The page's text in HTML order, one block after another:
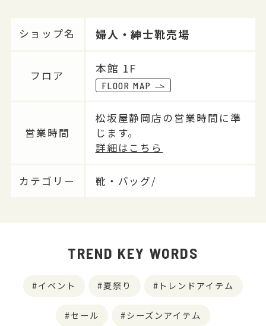
ショップ名 婦人・紳士靴売場
フロア
本館 1F
FLOOR MAP
営業時間
松坂屋静岡店の営業時間に準
じます。
詳細はこちら
カテゴリー 靴・バッグ/
TREND KEY WORDS
イベント 夏祭り トレンドアイテム
セール シーズンアイテム